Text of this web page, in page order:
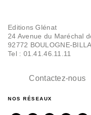
Editions Glénat
24 Avenue du Maréchal
92772 BOULOGNE-
Tel : 01.41.46.11.11
Contactez-nous
NOS RÉSEAUX